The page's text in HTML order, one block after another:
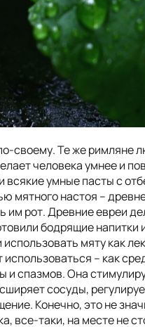
своему. Те же римляне
человека умнее и
всякие умные пасты с
мятного настоя –
им рот. Древние евреи
бодрящие напитки
мяту как
– как
спазмов. Она
сосуды,
Конечно, это не
все-таки, на месте не